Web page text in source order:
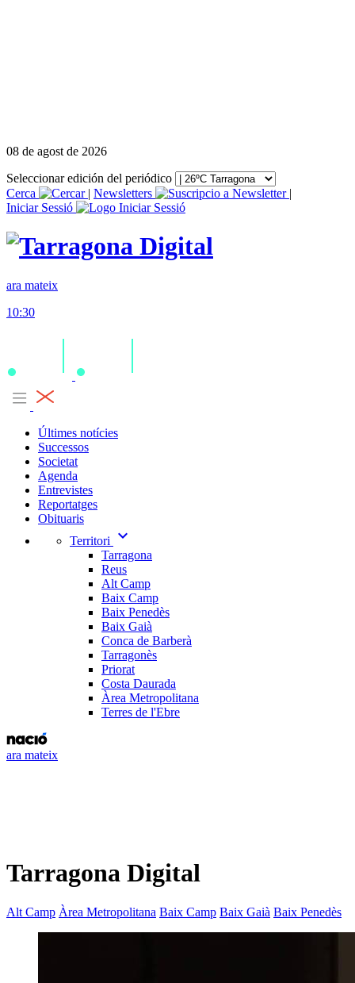
08 de agost de 2026
Seleccionar edición del periódico
Cerca
| Newsletters
|
Iniciar Sessió
ara mateix
10:30
Últimes notícies
Successos
Societat
Agenda
Entrevistes
Reportatges
Obituaris
Territori
expand_more
Tarragona
Reus
Alt Camp
Baix Camp
Baix Penedès
Baix Gaià
Conca de Barberà
Tarragonès
Priorat
Costa Daurada
Àrea Metropolitana
Terres de l'Ebre
ara mateix
Tarragona Digital
Alt Camp Àrea Metropolitana Baix Camp Baix Gaià Baix Penedès